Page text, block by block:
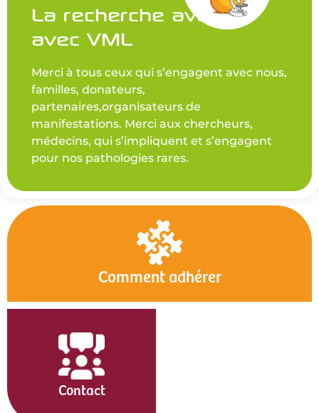
La recherche avance
avec VML
Merci à tous ceux qui s’engagent avec nous,
familles, donateurs,
partenaires,organisateurs de
manifestations. Merci aux chercheurs,
médecins, qui s’impliquent et s’engagent
pour nos pathologies rares.
Comment adhérer
Contact